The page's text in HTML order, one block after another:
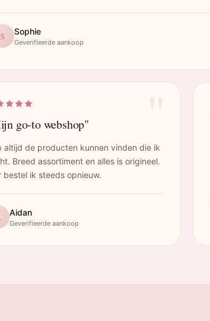
S Sophie
Geverifieerde aankoop
go-to webshop"
altijd de producten kunnen vinden die ik
Breed assortiment en alles is origineel.
bestel ik steeds opnieuw.
Aidan
Geverifieerde aankoop